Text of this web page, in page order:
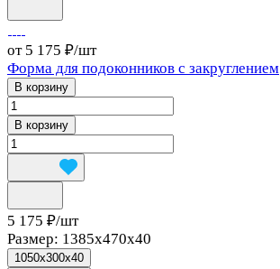
от 5 175 ₽/шт
Форма для подоконников с закруглением
В корзину
В корзину
5 175 ₽/шт
Размер: 1385x470x40
1050x300x40